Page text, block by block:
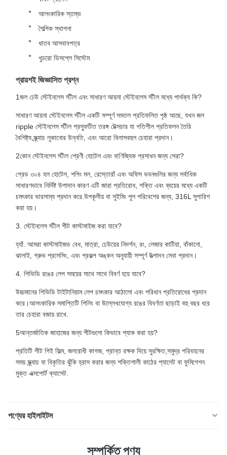
আলংকারিক স্তম্ভ
শৈল্পিক স্থাপনা
ধাতব আসবাবপত্র
খুচরো ডিসপ্লে সিস্টেম
প্রায়শই জিজ্ঞাসিত প্রশ্ন
1জল ঢেউ স্টেইনলেস স্টীল এবং সাধারণ আয়না স্টেইনলেস স্টীল মধ্যে পার্থক্য কি?
সাধারণ আয়না স্টেইনলেস স্টীল একটি সম্পূর্ণ সমতল প্রতিফলিত পৃষ্ঠ আছে, যখন জল
ripple স্টেইনলেস স্টীল প্রস্ফুটিত তরঙ্গ টেক্সচার যা গতিশীল প্রতিফলন তৈরি
বৈশিষ্ট্য,স্ক্র্যাচ লুকানোর উন্নতি, এবং আরো বিলাসবহুল চেহারা প্রদান।
2কোন স্টেইনলেস স্টীল শ্রেণী হোটেল এবং বাণিজ্যিক প্রসাধন জন্য সেরা?
গ্রেড ৩০৪ হল হোটেল, শপিং মল, রেস্তোরাঁ এবং অফিস ভবনগুলির জন্য সর্বাধিক
সাধারণভাবে নির্দিষ্ট উপাদান কারণ এটি জারা প্রতিরোধ, শক্তি এবং ব্যয়ের মধ্যে একটি
চমৎকার ভারসাম্য প্রদান করে.উপকূলীয় বা সুইমিং পুল পরিবেশের জন্য, 316L সুপারিশ
করা হয়।
3. স্টেইনলেস স্টীল শীট কাস্টমাইজ করা যাবে?
হ্যাঁ. আমরা কাস্টমাইজড বেধ, মাত্রা, ঢেউয়ের নিদর্শন, রং, লেজার কাটিয়া, বাঁকানো,
ঝালাই, গ্রুভ প্রসেসিং, এবং প্রকল্প অঙ্কন অনুযায়ী সম্পূর্ণ উত্পাদন সেবা প্রদান।
4. পিভিডি রঙের লেপ সময়ের সাথে সাথে বিবর্ণ হয়ে যাবে?
উচ্চমানের পিভিডি টাইটানিয়াম লেপ চমৎকার আঠালো এবং পরিধান প্রতিরোধের প্রদান
করে।আলংকারিক সমাপ্তিটি পিলিং বা উল্লেখযোগ্য রঙের বিবর্ণতা ছাড়াই বহু বছর ধরে
তার চেহারা বজায় রাখে.
5আন্তর্জাতিক জাহাজের জন্য শীটগুলো কিভাবে প্যাক করা হয়?
প্রতিটি শীট পিই ফিল্ম, জলরোধী কাগজ, প্রান্ত রক্ষক দিয়ে সুরক্ষিত,সমুদ্র পরিবহনের
সময় স্ক্র্যাচ বা বিকৃতির ঝুঁকি হ্রাস করার জন্য শক্তিশালী কাঠের প্যালেট বা ফুমিগেশন
মুক্ত এক্সপোর্ট ক্যাসেট.
পণ্যের হাইলাইটস
দেয়াল প্যানেলের জন্য পণ্যের বর্ণনাঃ উচ্চ-শেষ অভ্যন্তরীণ প্রসাধন জন্য
সম্পর্কিত পণ্য